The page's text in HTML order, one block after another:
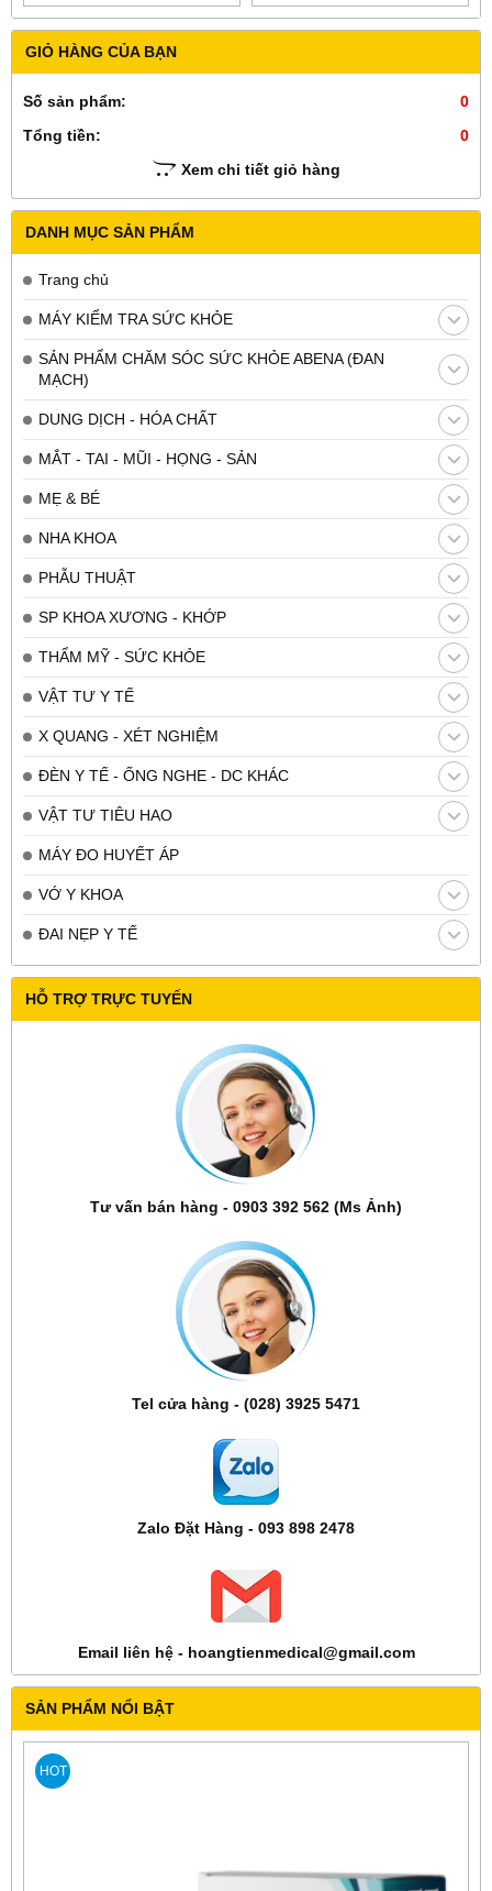
GIỎ HÀNG CỦA BẠN
Số sản phẩm:
0
Tổng tiền:
0
Xem chi tiết giỏ hàng
DANH MỤC SẢN PHẨM
Trang chủ
MÁY KIỂM TRA SỨC KHỎE
SẢN PHẨM CHĂM SÓC SỨC KHỎE ABENA (ĐAN
MẠCH)
DUNG DỊCH - HÓA CHẤT
MẮT - TAI - MŨI - HỌNG - SẢN
MẸ & BÉ
NHA KHOA
PHẪU THUẬT
SP KHOA XƯƠNG - KHỚP
THẨM MỸ - SỨC KHỎE
VẬT TƯ Y TẾ
X QUANG - XÉT NGHIỆM
ĐÈN Y TẾ - ỐNG NGHE - DC KHÁC
VẬT TƯ TIÊU HAO
MÁY ĐO HUYẾT ÁP
VỚ Y KHOA
ĐAI NẸP Y TẾ
HỖ TRỢ TRỰC TUYẾN
Tư vấn bán hàng - 0903 392 562 (Ms Ảnh)
Tel cửa hàng - (028) 3925 5471
Zalo Đặt Hàng - 093 898 2478
Email liên hệ - hoangtienmedical@gmail.com
SẢN PHẨM NỔI BẬT
HOT